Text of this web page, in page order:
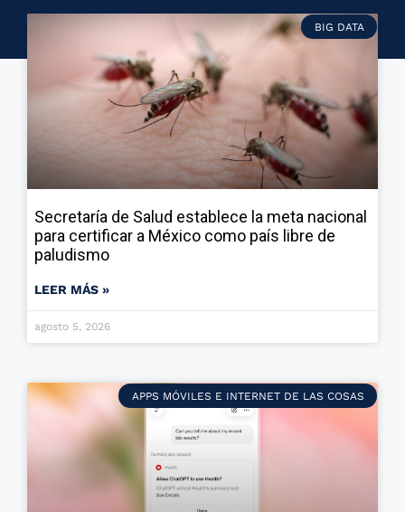
BIG DATA
Secretaría de Salud establece la meta nacional
para certificar a México como país libre de
paludismo
LEER MÁS »
agosto 5, 2026
APPS MÓVILES E INTERNET DE LAS COSAS